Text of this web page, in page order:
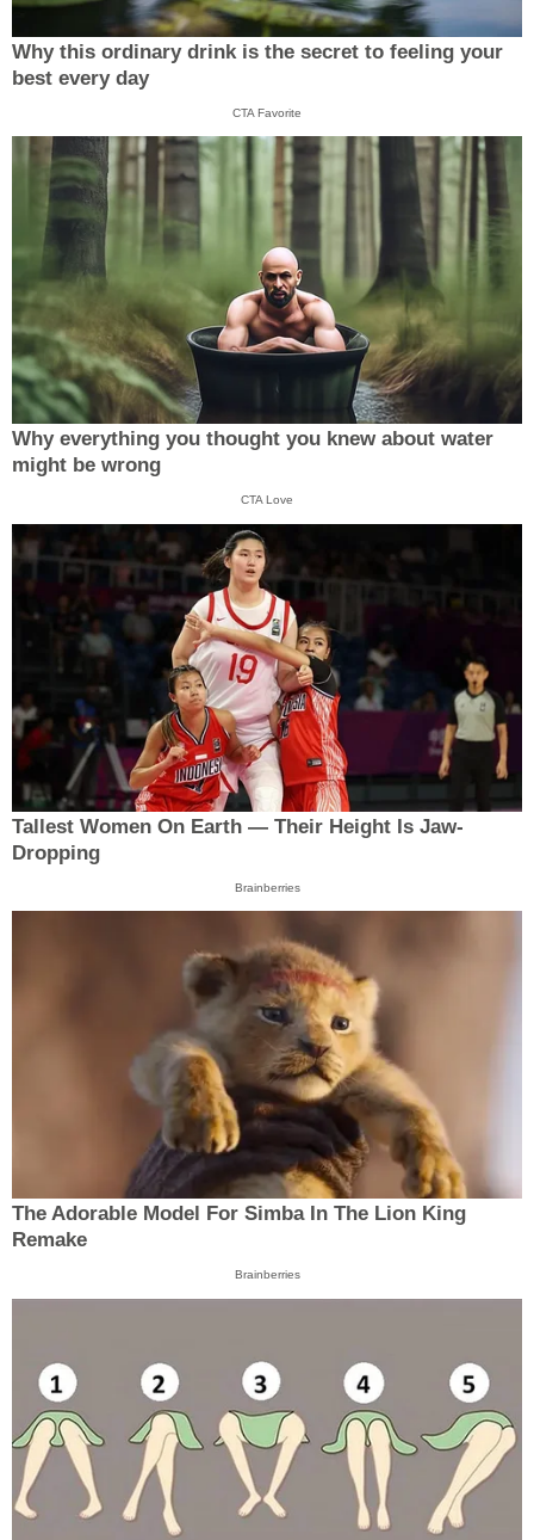
Why this ordinary drink is the secret to feeling your
best every day
CTA Favorite
Why everything you thought you knew about water
might be wrong
CTA Love
Tallest Women On Earth — Their Height Is Jaw-
Dropping
Brainberries
The Adorable Model For Simba In The Lion King
Remake
Brainberries